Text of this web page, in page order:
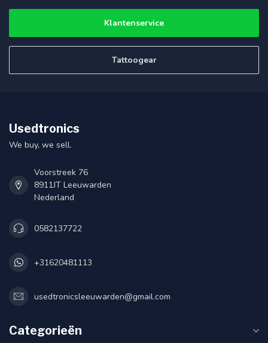
Klantenservice
Tattoogear
Usedtronics
We buy, we sell.
Voorstreek 76
8911JT Leeuwarden
Nederland
0582137722
+31620481113
usedtronicsleeuwarden@gmail.com
Categorieën